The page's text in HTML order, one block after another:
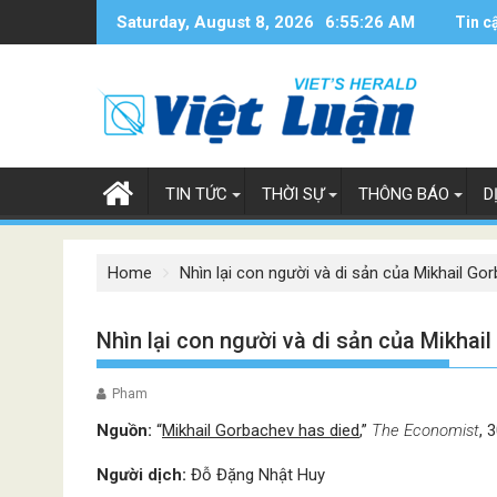
Saturday, August 8, 2026 6:55:27 AM Tin
TIN TỨC THỜI SỰ THÔNG BÁO
Home Nhìn lại con người và di sản của Mikhail
Nhìn lại con người và di sản của
Pham
Nguồn: “Mikhail Gorbachev has died,” The Economist,
Người dịch: Đỗ Đặng Nhật Huy